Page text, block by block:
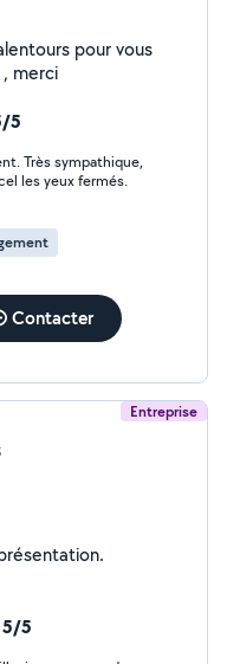
pour vous
merci
5
Très sympathique,
les yeux fermés.
Contacter
Entreprise
n'ai pas encore renseigné ma présentation.
5/5